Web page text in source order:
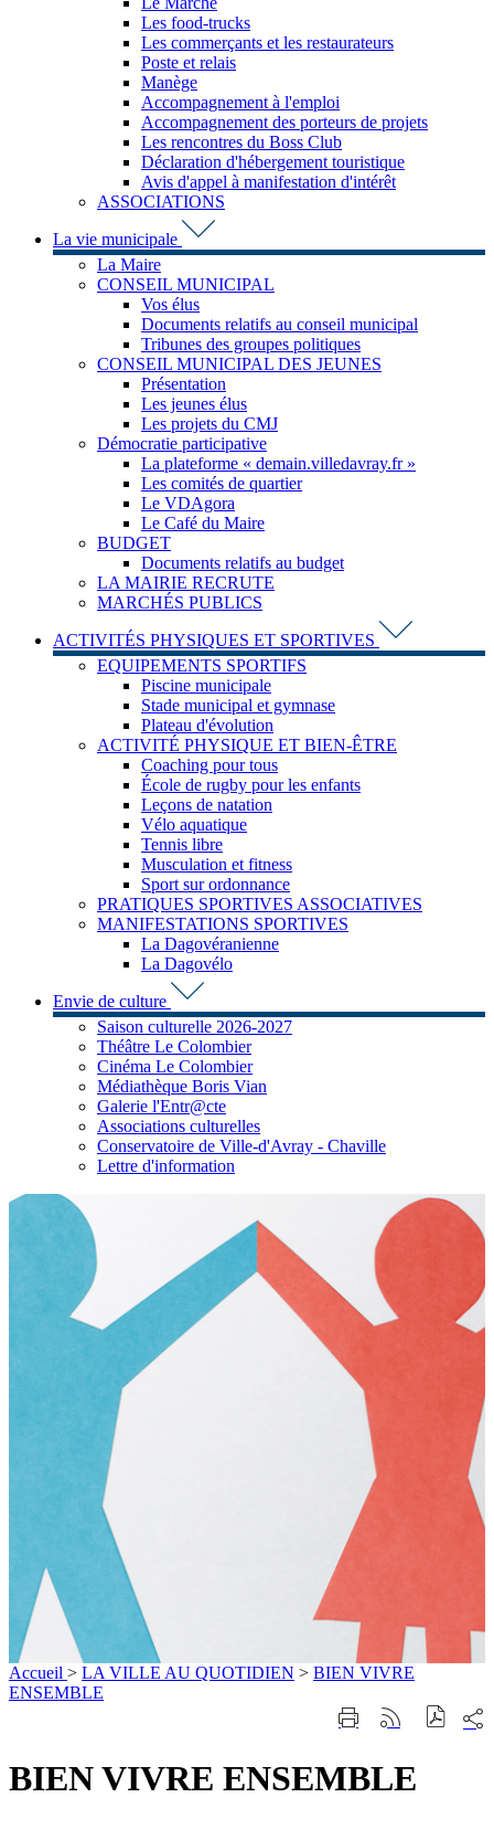
Les food-trucks
Les commerçants et les restaurateurs
Poste et relais
Manège
Accompagnement à l'emploi
Accompagnement des porteurs de projets
Les rencontres du Boss Club
Déclaration d'hébergement touristique
Avis d'appel à manifestation d'intérêt
ASSOCIATIONS
La vie municipale
La Maire
CONSEIL MUNICIPAL
Vos élus
Documents relatifs au conseil municipal
Tribunes des groupes politiques
CONSEIL MUNICIPAL DES JEUNES
Présentation
Les jeunes élus
Les projets du CMJ
Démocratie participative
La plateforme « demain.villedavray.fr »
Les comités de quartier
Le VDAgora
Le Café du Maire
BUDGET
Documents relatifs au budget
LA MAIRIE RECRUTE
MARCHÉS PUBLICS
ACTIVITÉS PHYSIQUES ET SPORTIVES
EQUIPEMENTS SPORTIFS
Piscine municipale
Stade municipal et gymnase
Plateau d'évolution
ACTIVITÉ PHYSIQUE ET BIEN-ÊTRE
Coaching pour tous
École de rugby pour les enfants
Leçons de natation
Vélo aquatique
Tennis libre
Musculation et fitness
Sport sur ordonnance
PRATIQUES SPORTIVES ASSOCIATIVES
MANIFESTATIONS SPORTIVES
La Dagovéranienne
La Dagovélo
Envie de culture
Saison culturelle 2026-2027
Théâtre Le Colombier
Cinéma Le Colombier
Médiathèque Boris Vian
Galerie l'Entr@cte
Associations culturelles
Conservatoire de Ville-d'Avray - Chaville
Lettre d'information
Accueil > LA VILLE AU QUOTIDIEN > BIEN VIVRE
ENSEMBLE
ImprimerGénérer
RSS
sur
BIEN VIVRE ENSEMBLE